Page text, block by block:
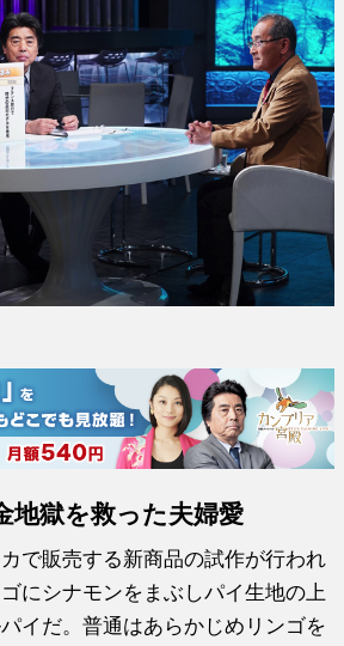
地獄を救った夫婦愛
で販売する新商品の試作が行われ
にシナモンをまぶしパイ生地の上
イだ。普通はあらかじめリンゴを